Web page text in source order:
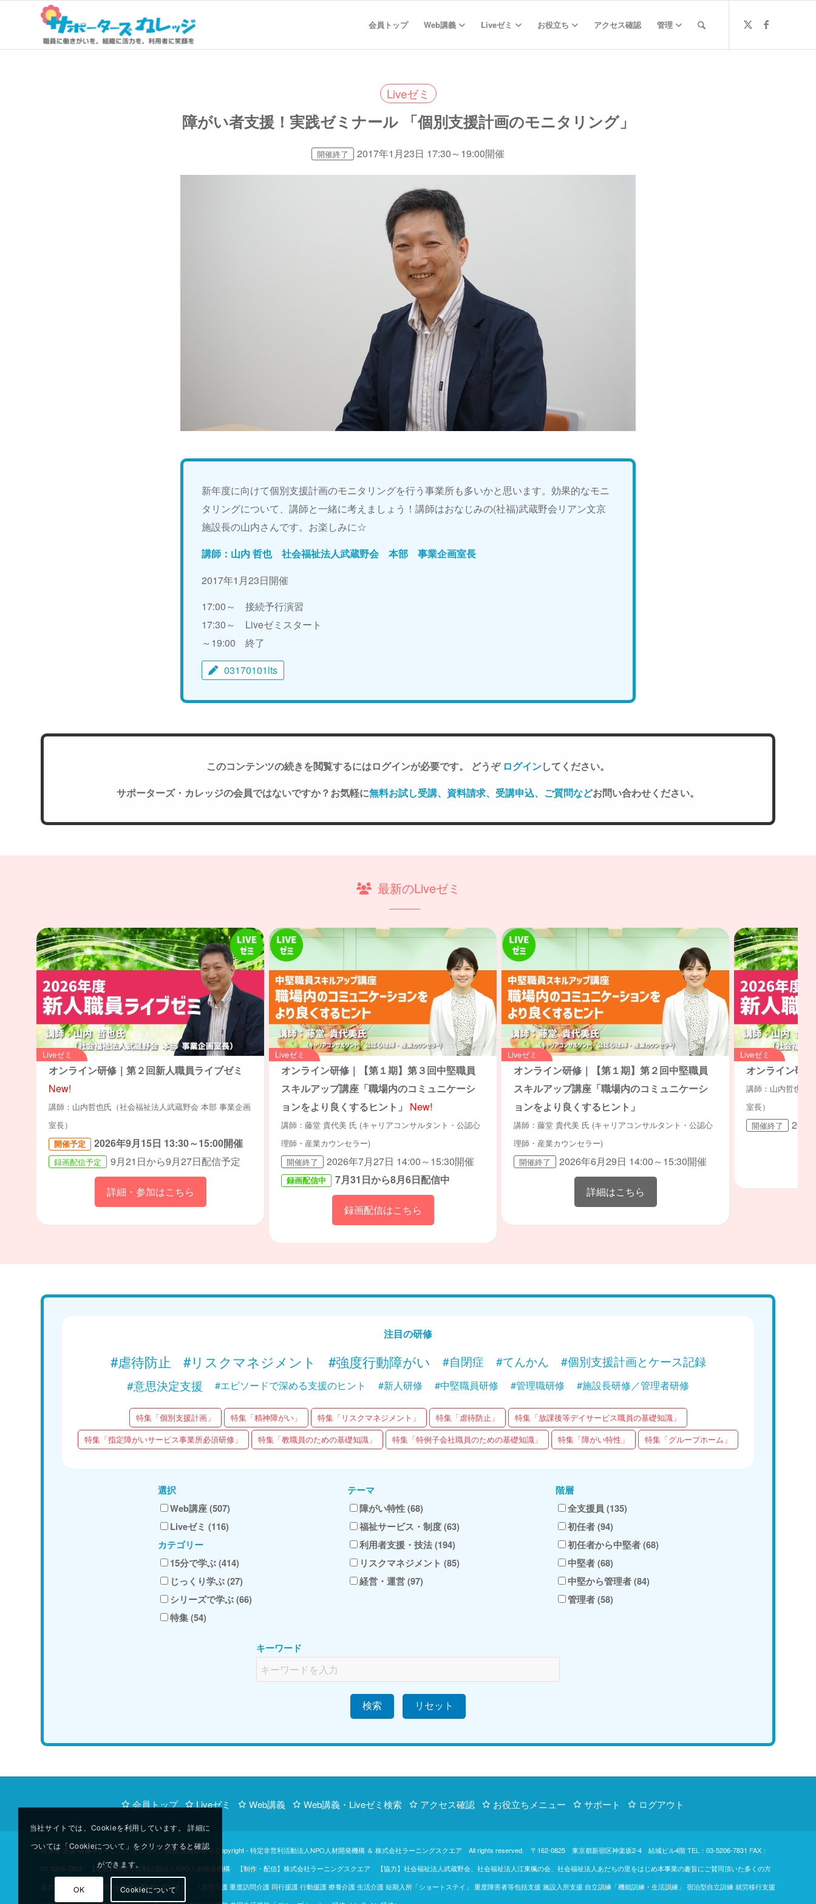
会員トップ Web講義 Liveゼミ お役立ち アクセス確認 管理
Liveゼミ
障がい者支援！実践ゼミナール 「個別支援計画のモニタリング」
開催終了 2017年1月23日 17:30～19:00開催
新年度に向けて個別支援計画のモニタリングを行う事業所も多いかと思います。効果的なモニ
タリングについて、講師と一緒に考えましょう！講師はおなじみの(社福)武蔵野会リアン文京
施設長の山内さんです。お楽しみに☆
講師：山内 哲也 社会福祉法人武蔵野会 本部 事業企画室長
2017年1月23日開催
17:00～ 接続予行演習
17:30～ Liveゼミスタート
～19:00 終了
03170101lts
このコンテンツの続きを閲覧するにはログインが必要です。 どうぞ ログインしてください。
サポーターズ・カレッジの会員ではないですか？お気軽に無料お試し受講、資料請求、受講申込、ご質問などお問い合わせください。
最新のLiveゼミ
Liveゼミ
オンライン研修｜第２回新人職員ライブゼミ
New!
講師：山内哲也氏（社会福祉法人武蔵野会 本部 事業企画
室長）
開催予定 2026年9月15日 13:30～15:00開催
録画配信予定 9月21日から9月27日配信予定
詳細・参加はこちら
Liveゼミ
オンライン研修｜【第１期】第３回中堅職員
スキルアップ講座「職場内のコミュニケーシ
ョンをより良くするヒント」
New!
講師：藤堂 貴代美 氏 (キャリアコンサルタント・公認心
理師・産業カウンセラー)
開催終了
2026年7月27日 14:00～15:30開催
録画配信中 7月31日から8月6日配信中
録画配信はこちら
Liveゼミ
オンライン研修｜【第１期】第２回中堅職員
スキルアップ講座「職場内のコミュニケーシ
ョンをより良くするヒント」
講師：藤堂 貴代美 氏 (キャリアコンサルタント・公認心
理師・産業カウンセラー)
開催終了
2026年6月29日 14:00～15:30開催
詳細はこちら
Liveゼミ
オンライン研
講師：山内哲也氏
室長）
開催終了
注目の研修
#虐待防止 #リスクマネジメント #強度行動障がい #自閉症 #てんかん
#個別支援計画とケース記録
#意思決定支援
#エピソードで深める支援のヒント #新人研修 #中堅職員研修 #管理職研修 #施設長研修／管理者研修
特集「個別支援計画」 特集「精神障がい」 特集「リスクマネジメント」 特集「虐待防止」
特集「放課後等デイサービス職員の基礎知識」
特集「指定障がいサービス事業所必須研修」
特集「教職員のための基礎知識」 特集「特例子会社職員のための基礎知識」 特集「障がい特性」 特集「グループホーム」
選択
Web講座 (507)
Liveゼミ (116)
カテゴリー
15分で学ぶ (414)
じっくり学ぶ (27)
シリーズで学ぶ (66)
特集 (54)
テーマ
障がい特性 (68)
福祉サービス・制度 (63)
利用者支援・技法 (194)
リスクマネジメント (85)
経営・運営 (97)
階層
全支援員 (135)
初任者 (94)
初任者から中堅者 (68)
中堅者 (68)
中堅から管理者 (84)
管理者 (58)
キーワード
検索
会員トップ Liveゼミ Web講義 Web講義・Liveゼミ検索 アクセス確認 お役立ちメニュー サポート ログアウト
障害者 支援 研修 eラーニング オンライン研修 講義動画 © Copyright - 特定非営利活動法人NPO人材開発機構 ＆ 株式会社ラーニングスクエア All rights reserved. 〒162-0825 東京都新宿区神楽坂2-4 結城ビル4階TEL：03-5206-7831 FAX：
03-5206-7883 【運営】特定非営利活動法人NPO人材開発機構 【制作・配信】株式会社ラーニングスクエア 【協力】社会福祉法人武蔵野会、社会福祉法人江東楓の会、社会福祉法人あだちの里をはじめ本事業の趣旨にご賛同頂いた多くの方
達のご協力のもと、講座を制作・配信しています。（居宅介護 重度訪問介護 同行援護 行動援護 療養介護 生活介護 短期入所「ショートステイ」 重度障害者等包括支援 施設入所支援 自立訓練「機能訓練・生活訓練」 宿泊型自立訓練 就労移行支援
当社サイトでは、Cookieを利用しています。 詳細に
ついては「Cookieについて」をクリックすると確認
ができます。
OK Cookieについて